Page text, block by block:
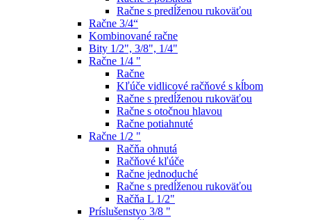
Račne s predĺženou rukoväťou
Račne 3/4“
Kombinované račne
Bity 1/2", 3/8", 1/4"
Račne 1/4 "
Račne
Kľúče vidlicové račňové s kĺbom
Račne s predĺženou rukoväťou
Račne s otočnou hlavou
Račne potiahnuté
Račne 1/2 "
Račňa ohnutá
Račňové kľúče
Račne jednoduché
Račne s predĺženou rukoväťou
Račňa L 1/2"
Príslušenstvo 3/8 "